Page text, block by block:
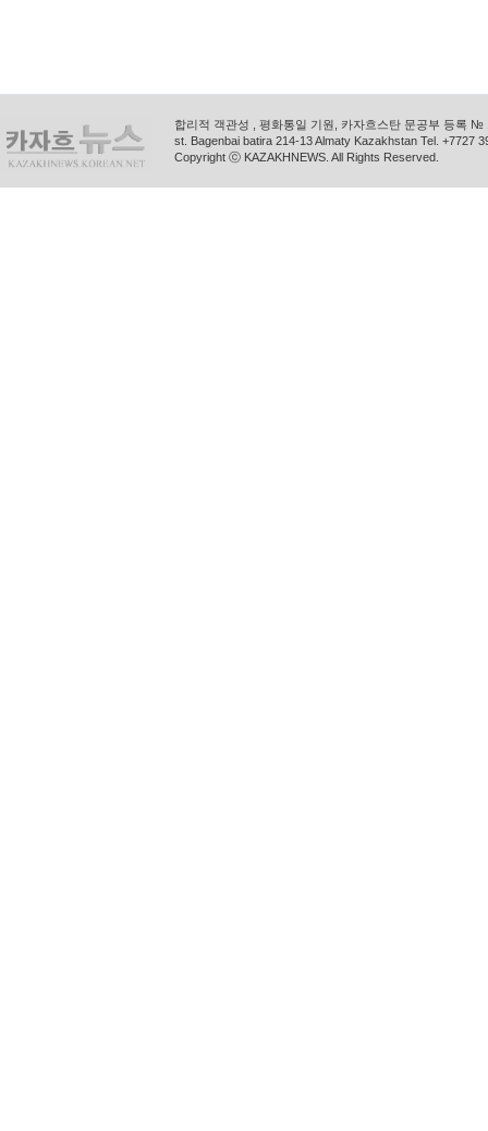
합리적 객관성 , 평화통일 기원, 카자흐스탄 문공부 등록
st. Bagenbai batira 214-13 Almaty Kazakhstan Tel. +7727
Copyright ⓒ KAZAKHNEWS. All Rights Reserved.